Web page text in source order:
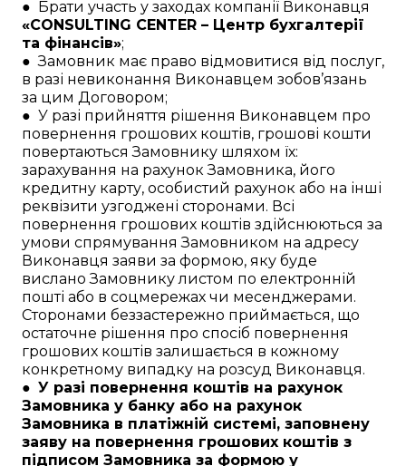
● Брати участь у заходах компанії Виконавця
«CONSULTING CENTER – Центр бухгалтерії
та фінансів»;
● Замовник має право відмовитися від послуг,
в разі невиконання Виконавцем зобов’язань
за цим Договором;
● У разі прийняття рішення Виконавцем про
повернення грошових коштів, грошові кошти
повертаються Замовнику шляхом їх:
зарахування на рахунок Замовника, його
кредитну карту, особистий рахунок або на інші
реквізити узгоджені сторонами. Всі
повернення грошових коштів здійснюються за
умови спрямування Замовником на адресу
Виконавця заяви за формою, яку буде
вислано Замовнику листом по електронній
пошті або в соцмережах чи месенджерами.
Сторонами беззастережно приймається, що
остаточне рішення про спосіб повернення
грошових коштів залишається в кожному
конкретному випадку на розсуд Виконавця.
● У разі повернення коштів на рахунок
Замовника у банку або на рахунок
Замовника в платіжній системі, заповнену
заяву на повернення грошових коштів з
підписом Замовника за формою у